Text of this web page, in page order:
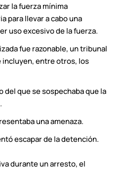
la fuerza mínima
para llevar a cabo una
uso excesivo de la fuerza.
fue razonable, un tribunal
entre otros, los
del que se sospechaba que la
una amenaza.
escapar de la detención.
durante un arresto, el